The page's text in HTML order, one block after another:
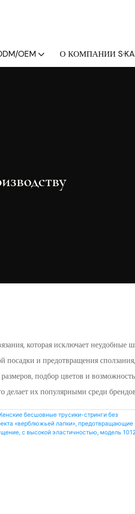
OEM О КОМПАНИИ
которая исключает
и предотвращения
подбор цветов и
делает их популярными среди